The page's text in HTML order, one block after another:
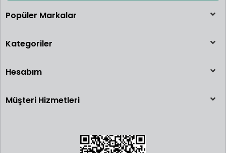
Popüler Markalar
Kategoriler
Hesabım
Müşteri Hizmetleri